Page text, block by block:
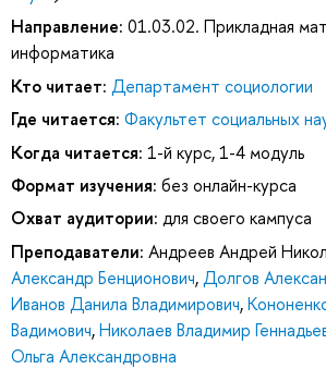
Направление: 01.03.02. Прикладная
информатика
Кто читает: Департамент социологии
Где читается: Факультет социальных
Когда читается: 1-й курс, 1-4 модуль
Формат изучения: без онлайн-курса
Охват аудитории: для своего кампуса
Преподаватели: Андреев Андрей
Александр Бенционович,Долгов
Иванов Данила Владимирович,
Вадимович,Николаев Владимир
Ольга Александровна